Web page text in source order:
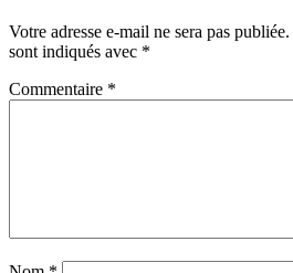
Votre adresse e-mail ne sera pas publiée.
sont indiqués avec *
Commentaire *